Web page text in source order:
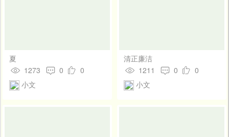
夏
1273
0
0
小文
清正廉洁
1211
0
0
小文